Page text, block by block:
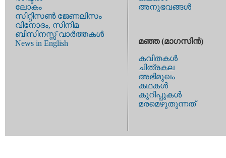
ലോകം
സിറ്റിസണ്‍ ജേണലിസം
വിനോദം, സിനിമ
ബിസിനസ്സ് വാര്‍ത്തകള്‍
News in English
അനുഭവങ്ങള്‍
മഞ്ഞ (മാഗസിന്‍)
കവിതകള്‍
ചിത്രകല
അഭിമുഖം
കഥകള്‍
കുറിപ്പുകള്‍
മരമെഴുതുന്നത്